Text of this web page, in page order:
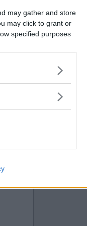
may gather and store
may click to grant or
specified purposes